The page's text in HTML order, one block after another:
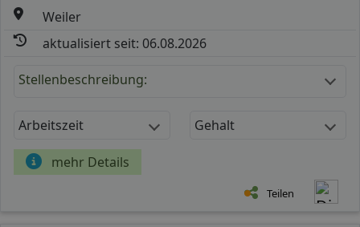
Weiler
aktualisiert seit: 06.08.2026
Stellenbeschreibung:
Arbeitszeit Gehalt
mehr Details
Teilen